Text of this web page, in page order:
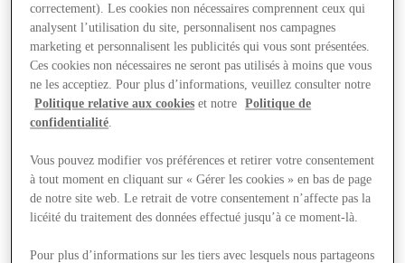
correctement). Les cookies non nécessaires comprennent ceux qui
analysent l’utilisation du site, personnalisent nos campagnes
marketing et personnalisent les publicités qui vous sont présentées.
Ces cookies non nécessaires ne seront pas utilisés à moins que vous
ne les acceptiez. Pour plus d’informations, veuillez consulter notre
Politique relative aux cookies et notre
Politique de
confidentialité
Vous pouvez modifier vos préférences et retirer votre consentement
à tout moment en cliquant sur « Gérer les cookies » en bas de page
de notre site web. Le retrait de votre consentement n’affecte pas la
licéité du traitement des données effectué jusqu’à ce moment-là.
Pour plus d’informations sur les tiers avec lesquels nous partageons